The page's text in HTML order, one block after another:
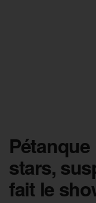
stars,
fait le